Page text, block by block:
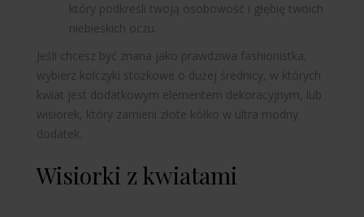
który podkreśli twoją osobowość i głębię twoich
niebieskich oczu.
Jeśli chcesz być znana jako prawdziwa fashionistka,
wybierz kolczyki stożkowe o dużej średnicy, w których
kwiat jest dodatkowym elementem dekoracyjnym, lub
wisiorek, który zamieni złote kółko w ultra modny
dodatek.
Wisiorki z kwiatami